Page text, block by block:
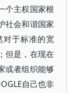
个主权国家根
社会和谐国家
对于标准的宽
但是，在现在
或者组织能够
自己也非